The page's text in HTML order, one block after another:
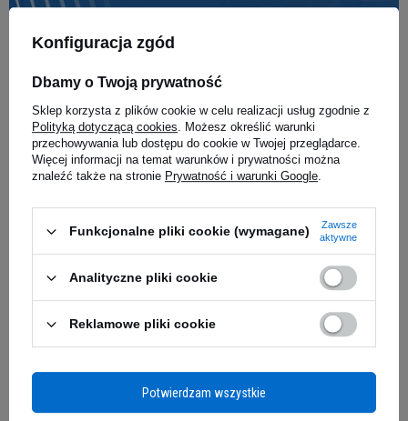
Konfiguracja zgód
Dbamy o Twoją prywatność
Sklep korzysta z plików cookie w celu realizacji usług zgodnie z
Polityką dotyczącą cookies. Możesz określić warunki
przechowywania lub dostępu do cookie w Twojej przeglądarce.
Więcej informacji na temat warunków i prywatności można
znaleźć także na stronie Prywatność i warunki Google.
Funkcjonalne pliki cookie (wymagane)
Zawsze
aktywne
Analityczne pliki cookie
Reklamowe pliki cookie
Potwierdzam wszystkie